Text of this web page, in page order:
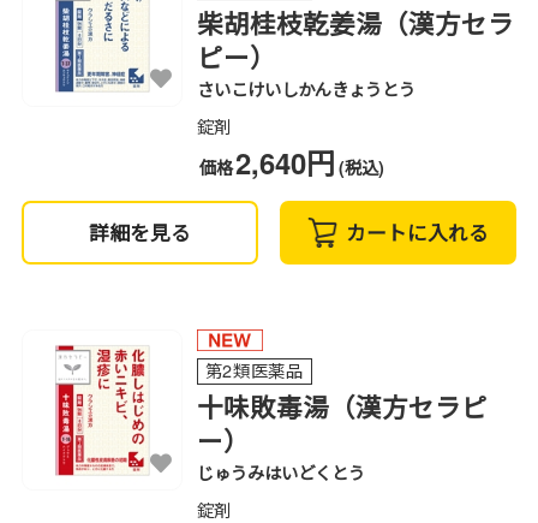
柴胡桂枝乾姜湯（漢方セラ
ピー）
さいこけいしかんきょうとう
錠剤
価格2,640円 (税込)
詳細を見る カートに入れる
第2類医薬品
十味敗毒湯（漢方セラピ
ー）
じゅうみはいどくとう
錠剤